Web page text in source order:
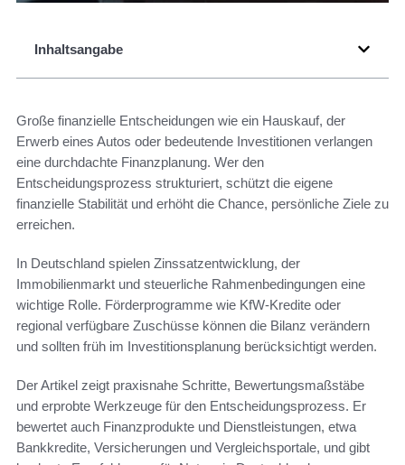
Inhaltsangabe
Große finanzielle Entscheidungen wie ein Hauskauf, der
Erwerb eines Autos oder bedeutende Investitionen verlangen
eine durchdachte Finanzplanung. Wer den
Entscheidungsprozess strukturiert, schützt die eigene
finanzielle Stabilität und erhöht die Chance, persönliche Ziele zu
erreichen.
In Deutschland spielen Zinssatzentwicklung, der
Immobilienmarkt und steuerliche Rahmenbedingungen eine
wichtige Rolle. Förderprogramme wie KfW-Kredite oder
regional verfügbare Zuschüsse können die Bilanz verändern
und sollten früh im Investitionsplanung berücksichtigt werden.
Der Artikel zeigt praxisnahe Schritte, Bewertungsmaßstäbe
und erprobte Werkzeuge für den Entscheidungsprozess. Er
bewertet auch Finanzprodukte und Dienstleistungen, etwa
Bankkredite, Versicherungen und Vergleichsportale, und gibt